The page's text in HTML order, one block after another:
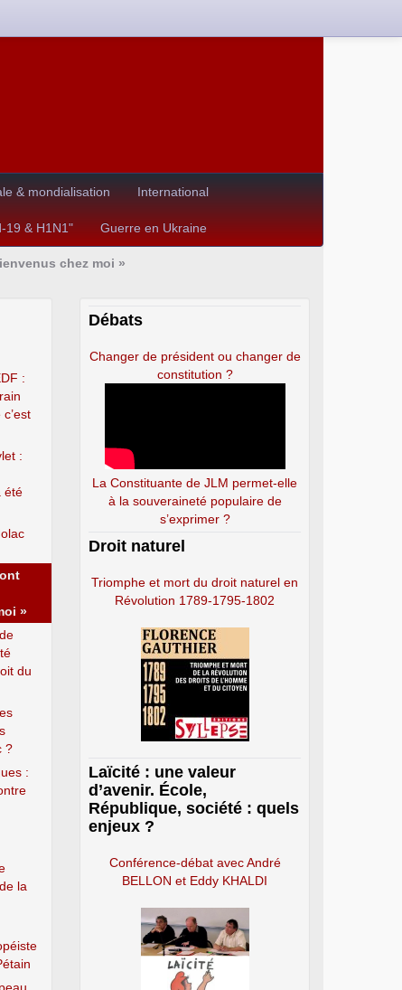
& mondialisation International
19 & H1N1" Guerre en Ukraine
chez moi »
:
:
été
»
du
?
:
la
Débats
Changer de président ou changer de
constitution ?
La Constituante de JLM permet-elle
à la souveraineté populaire de
s’exprimer ?
Droit naturel
Triomphe et mort du droit naturel en
Révolution 1789-1795-1802
Laïcité : une valeur
d’avenir. École,
République, société : quels
enjeux ?
Conférence-débat avec André
BELLON et Eddy KHALDI